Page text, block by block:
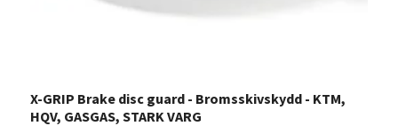
X-GRIP Brake disc guard - Bromsskivskydd - KTM,
HQV, GASGAS, STARK VARG